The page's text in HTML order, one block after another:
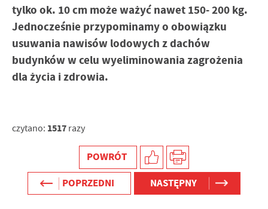
tylko ok. 10 cm może ważyć nawet 150- 200 kg.
Jednocześnie przypominamy o obowiązku
usuwania nawisów lodowych z dachów
budynków w celu wyeliminowania zagrożenia
dla życia i zdrowia.
czytano: 1517 razy
POWRÓT
POPRZEDNI
NASTĘPNY